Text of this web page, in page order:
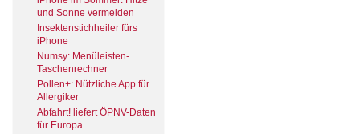
und Sonne vermeiden
Insektenstichheiler fürs
iPhone
Numsy: Menüleisten-
Taschenrechner
Pollen+: Nützliche App für
Allergiker
Abfahrt! liefert ÖPNV-Daten
für Europa